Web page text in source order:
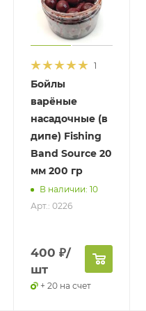
1
Бойлы
варёные
насадочные (в
дипе) Fishing
Band Source 20
мм 200 гр
В наличии: 10
Арт.: 0226
400 ₽/
шт
+ 20 на счет